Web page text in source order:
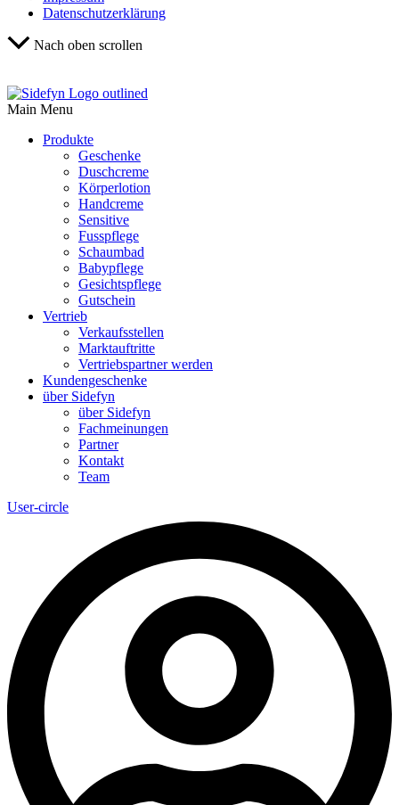
Datenschutzerklärung
Nach oben scrollen
Main Menu
Produkte
Geschenke
Duschcreme
Körperlotion
Handcreme
Sensitive
Fusspflege
Schaumbad
Babypflege
Gesichtspflege
Gutschein
Vertrieb
Verkaufsstellen
Marktauftritte
Vertriebspartner werden
Kundengeschenke
über Sidefyn
über Sidefyn
Fachmeinungen
Partner
Kontakt
Team
User-circle